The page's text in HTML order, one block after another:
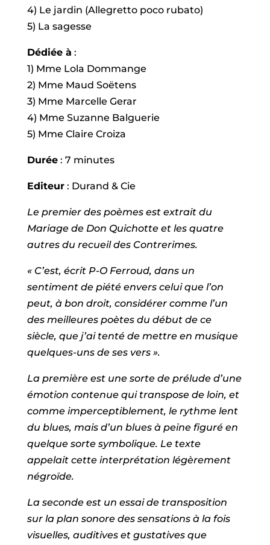
4) Le jardin (Allegretto poco rubato)
5) La sagesse
Dédiée à :
1) Mme Lola Dommange
2) Mme Maud Soëtens
3) Mme Marcelle Gerar
4) Mme Suzanne Balguerie
5) Mme Claire Croiza
Durée: 7 minutes
Editeur: Durand & Cie
Le premier des poèmes est extrait du
Mariage de Don Quichotte et les quatre
autres du recueil des Contrerimes.
« C’est, écrit P-O Ferroud, dans un
sentiment de piété envers celui que l’on
peut, à bon droit, considérer comme l’un
des meilleures poètes du début de ce
siècle, que j’ai tenté de mettre en musique
quelques-uns de ses vers ».
La première est une sorte de prélude d’une
émotion contenue qui transpose de loin, et
comme imperceptiblement, le rythme lent
du blues, mais d’un blues à peine figuré en
quelque sorte symbolique. Le texte
appelait cette interprétation légèrement
négroïde.
La seconde est un essai de transposition
sur la plan sonore des sensations à la fois
visuelles, auditives et gustatives que